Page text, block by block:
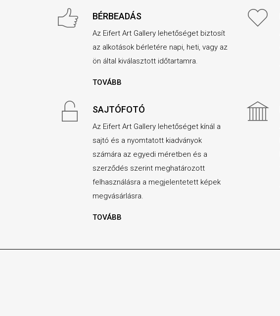
BÉRBEADÁS
Az Eifert Art Gallery lehetőséget biztosít
az alkotások bérletére napi, heti, vagy az
ön által kiválasztott időtartamra.
TOVÁBB
SAJTÓFOTÓ
Az Eifert Art Gallery lehetőséget kínál a
sajtó és a nyomtatott kiadványok
számára az egyedi méretben és a
szerződés szerint meghatározott
felhasználásra a megjelentetett képek
megvásárlásra.
TOVÁBB